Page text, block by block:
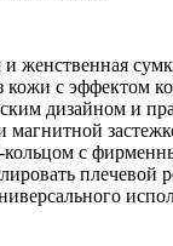
и женственная
кожи с эффектом
дизайном и
магнитной
кольцом с
плечевой